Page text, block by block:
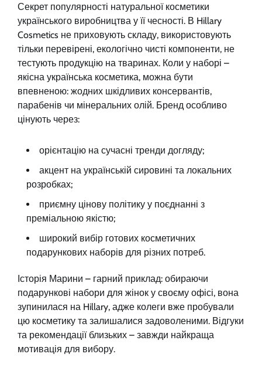
Секрет популярності натуральної косметики
українського виробництва у її чесності. В Hillary
Cosmetics не приховують складу, використовують
тільки перевірені, екологічно чисті компоненти, не
тестують продукцію на тваринах. Коли у наборі –
якісна українська косметика, можна бути
впевненою: жодних шкідливих консервантів,
парабенів чи мінеральних олій. Бренд особливо
цінують через:
орієнтацію на сучасні тренди догляду;
акцент на українській сировині та локальних
розробках;
приємну цінову політику у поєднанні з
преміальною якістю;
широкий вибір готових косметичних
подарункових наборів для різних потреб.
Історія Марини – гарний приклад: обираючи
подарункові набори для жінок у своєму офісі, вона
зупинилася на Hillary, адже колеги вже пробували
цю косметику та залишалися задоволеними. Відгуки
та рекомендації близьких – завжди найкраща
мотивація для вибору.